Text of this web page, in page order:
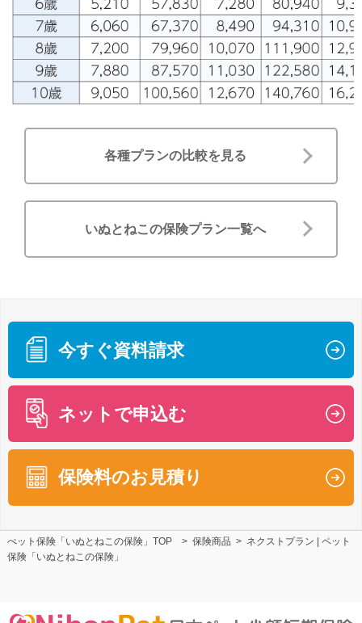
各種プランの比較を見る
いぬとねこの保険プラン一覧へ
今すぐ資料請求
ネットで申込む
保険料のお見積り
ぺット保険「いぬとねこの保険」TOP > 保険商品 > ネクストプラン | ペット
保険「いぬとねこの保険」